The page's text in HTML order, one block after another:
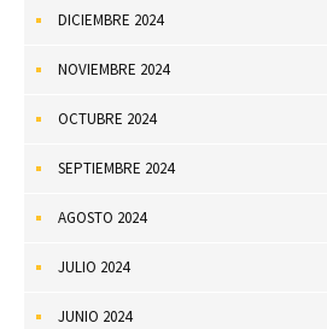
DICIEMBRE 2024
NOVIEMBRE 2024
OCTUBRE 2024
SEPTIEMBRE 2024
AGOSTO 2024
JULIO 2024
JUNIO 2024